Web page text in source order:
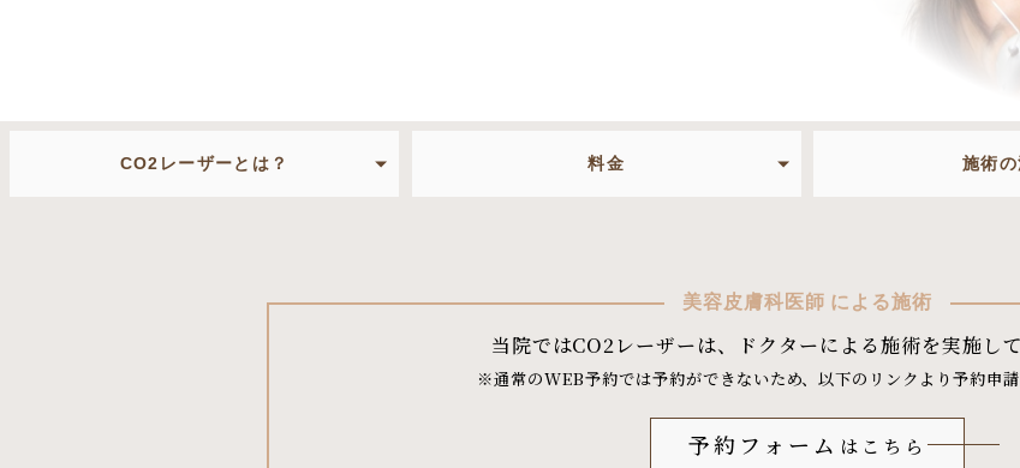
CO2レーザーとは？ 料金 施術の
美容皮膚科医師 による施術
当院ではCO2レーザーは、ドクターによる施術を実施して
※通常のWEB予約では予約ができないため、以下のリンクより予約申
予約フォーム はこちら